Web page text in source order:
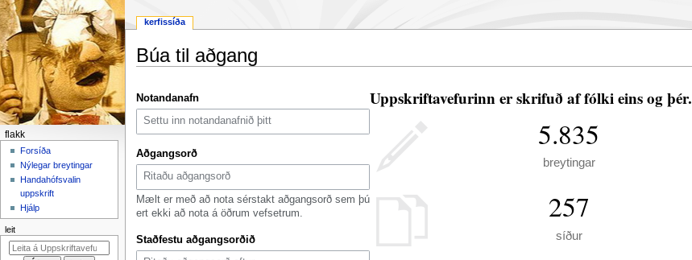
Búa til aðgang
í
flakk
í
leit
Notandanafn
Aðgangsorð
Mælt er með að nota sérstakt aðgangsorð sem þú
ert ekki að nota á öðrum vefsetrum.
Staðfestu aðgangsorðið
Uppskriftavefurinn er skrifuð af fólki eins og þér.
5.835
breytingar
257
síður
F
v
kerfissíða
flakk
Forsíða
Nýlegar breytingar
Handahófsvalin
uppskrift
Hjálp
leit